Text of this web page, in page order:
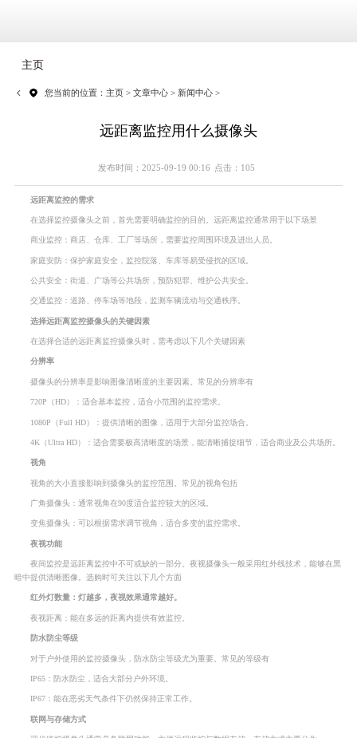
主页
您当前的位置： 主页> 文章中心> 新闻中心>
远距离监控用什么摄像头
发布时间：2025-09-19 00:16 点击：105
远距离监控的需求
在选择监控摄像头之前，首先需要明确监控的目的。远距离监控通常用于以下场景
商业监控：商店、仓库、工厂等场所，需要监控周围环境及进出人员。
家庭安防：保护家庭安全，监控院落、车库等易受侵扰的区域。
公共安全：街道、广场等公共场所，预防犯罪、维护公共安全。
交通监控：道路、停车场等地段，监测车辆流动与交通秩序。
选择远距离监控摄像头的关键因素
在选择合适的远距离监控摄像头时，需考虑以下几个关键因素
分辨率
摄像头的分辨率是影响图像清晰度的主要因素。常见的分辨率有
720P（HD）：适合基本监控，适合小范围的监控需求。
1080P（Full HD）：提供清晰的图像，适用于大部分监控场合。
4K（Ultra HD）：适合需要极高清晰度的场景，能清晰捕捉细节，适合商业及公共场所。
视角
视角的大小直接影响到摄像头的监控范围。常见的视角包括
广角摄像头：通常视角在90度适合监控较大的区域。
变焦摄像头：可以根据需求调节视角，适合多变的监控需求。
夜视功能
夜间监控是远距离监控中不可或缺的一部分。夜视摄像头一般采用红外线技术，能够在黑
暗中提供清晰图像。选购时可关注以下几个方面
红外灯数量：灯越多，夜视效果通常越好。
夜视距离：能在多远的距离内提供有效监控。
防水防尘等级
对于户外使用的监控摄像头，防水防尘等级尤为重要。常见的等级有
IP65：防水防尘，适合大部分户外环境。
IP67：能在恶劣天气条件下仍然保持正常工作。
联网与存储方式